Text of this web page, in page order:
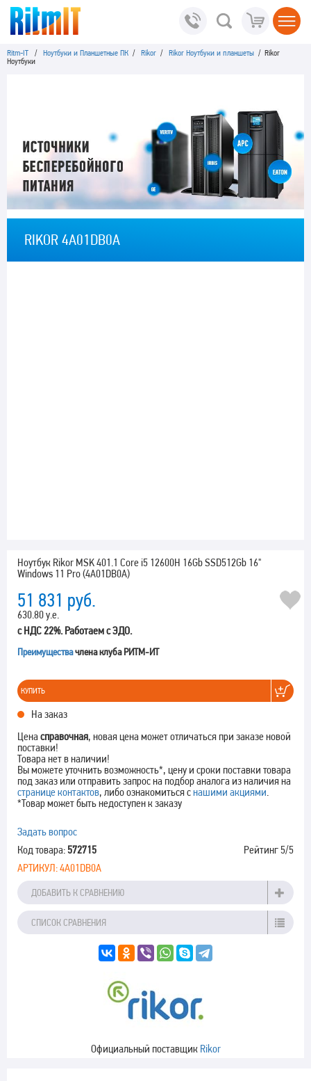
Ritm-IT / Ноутбуки и Планшетные ПК / Rikor / Rikor Ноутбуки и планшеты / Rikor
Ноутбуки
RIKOR 4A01DB0A
Ноутбук Rikor MSK 401.1 Core i5 12600H 16Gb SSD512Gb 16"
Windows 11 Pro (4A01DB0A)
51 831 руб.
630.80 у.е.
с НДС 22%. Работаем с ЭДО.
Преимуществачлена клуба РИТМ-ИТ
КУПИТЬ
На заказ
Цена справочная, новая цена может отличаться при заказе новой
поставки!
Товара нет в наличии!
Вы можете уточнить возможность*, цену и сроки поставки товара
под заказ или отправить запрос на подбор аналога из наличия на
странице контактов, либо ознакомиться снашими акциями.
*Товар может быть недоступен к заказу
Задать вопрос
Рейтинг 5/5
Код товара:572715
АРТИКУЛ:4A01DB0A
ДОБАВИТЬ К СРАВНЕНИЮ
СПИСОК СРАВНЕНИЯ
Официальный поставщик Rikor